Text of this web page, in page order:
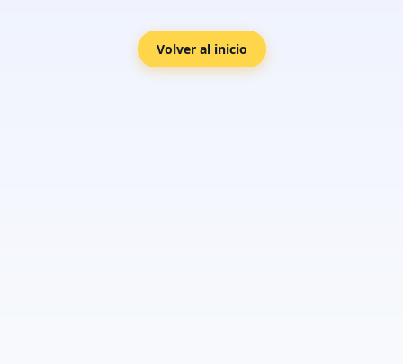
Volver al inicio